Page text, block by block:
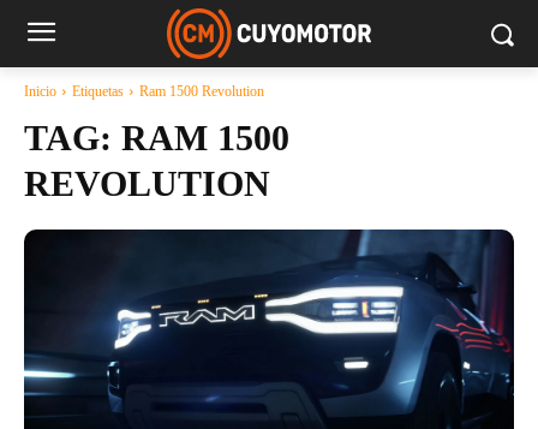
Inicio Etiquetas Ram 1500 Revolution
TAG: RAM 1500
REVOLUTION